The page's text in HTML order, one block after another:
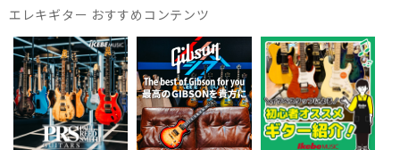
エレキギター おすすめコンテンツ